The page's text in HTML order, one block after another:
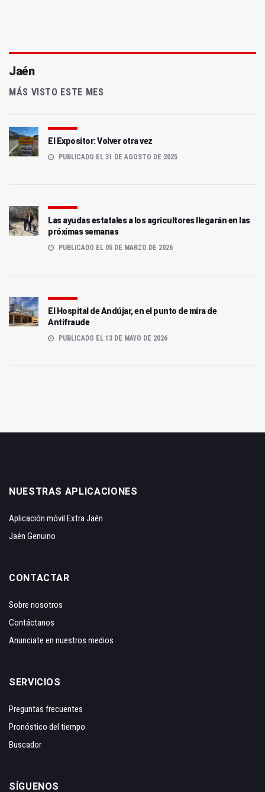
Jaén
MÁS VISTO ESTE MES
El Expositor: Volver otra vez
PUBLICADO EL 31 DE AGOSTO DE 2025
Las ayudas estatales a los agricultores llegarán en las
próximas semanas
PUBLICADO EL 05 DE MARZO DE 2026
El Hospital de Andújar, en el punto de mira de
Antifraude
PUBLICADO EL 13 DE MAYO DE 2026
NUESTRAS APLICACIONES
Aplicación móvil Extra Jaén
Jaén Genuino
CONTACTAR
Sobre nosotros
Contáctanos
Anunciate en nuestros medios
SERVICIOS
Preguntas frecuentes
Pronóstico del tiempo
Buscador
SÍGUENOS